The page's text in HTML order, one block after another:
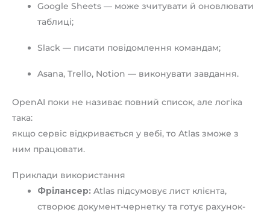
Google Sheets — може зчитувати й оновлювати
таблиці;
Slack — писати повідомлення командам;
Asana, Trello, Notion — виконувати завдання.
OpenAI поки не називає повний список, але логіка
така:
якщо сервіс відкривається у вебі, то Atlas зможе з
ним працювати.
Приклади використання
Фрілансер: Atlas підсумовує лист клієнта,
створює документ-чернетку та готує рахунок-